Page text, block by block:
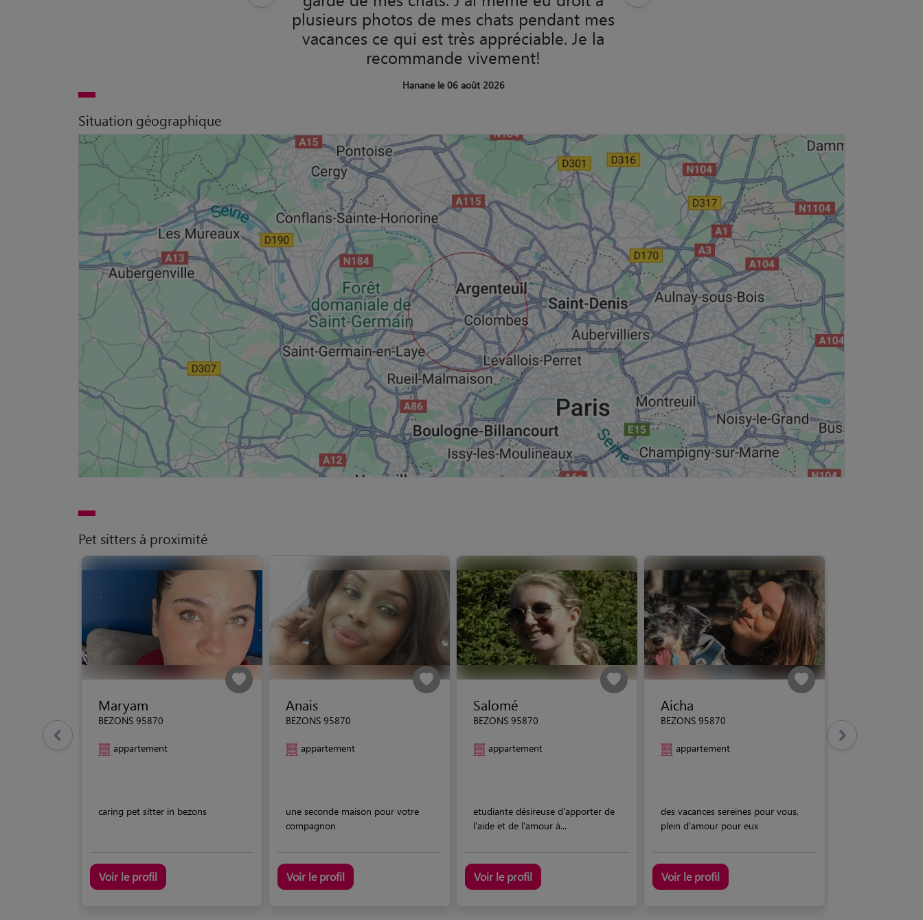
plusieurs photos de mes chats pendant mes
vacances ce qui est très appréciable. Je la
recommande vivement!
Hanane le 06 août 2026
Situation géographique
Pet sitters à proximité
Maryam
BEZONS 95870
appartement
caring pet sitter in bezons
Voir le profil
Anais
BEZONS 95870
appartement
une seconde maison pour votre
compagnon
Voir le profil
Salomé
BEZONS 95870
appartement
etudiante désireuse d'apporter de
l'aide et de l'amour à...
Voir le profil
Aicha
BEZONS 95870
appartement
des vacances sereines pour vous,
plein d'amour pour eux
Voir le profil